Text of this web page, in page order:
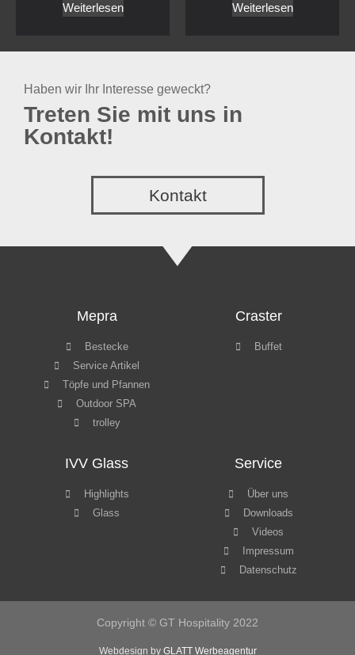
Weiterlesen Weiterlesen
Haben wir Ihr Interesse geweckt?
Treten Sie mit uns in
Kontakt!
Kontakt
Mepra
Bestecke
Service Artikel
Töpfe und Pfannen
Outdoor SPA
trolley
Craster
Buffet
IVV Glass
Highlights
Glass
Service
Über uns
Downloads
Videos
Impressum
Datenschutz
Copyright © GT Hospitality 2022
Webdesign by GLATT Werbeagentur